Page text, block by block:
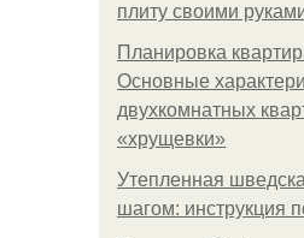
плиту своими
Планировка
Основные
двухкомнатных
«хрущевки»
Утепленная
шагом: инструкция